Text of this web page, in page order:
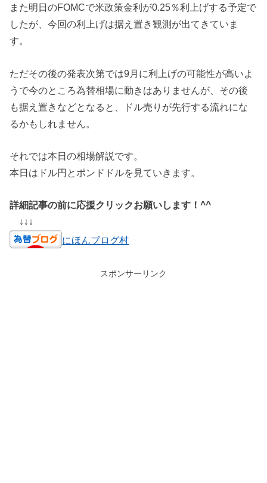
また明日のFOMCで米政策金利が0.25％利上げする予定で
したが、今回の利上げは据え置き観測が出てきていま
す。
ただその後の発表次第では9月に利上げの可能性が高いよ
うで今のところ為替相場に動きはありませんが、その後
も据え置きなどとなると、ドル売りが先行する流れにな
るかもしれません。
それでは本日の相場解説です。
本日はドル円とポンドドルを見ていきます。
詳細記事の前に応援クリックお願いします！^^
↓↓↓
にほんブログ村
スポンサーリンク